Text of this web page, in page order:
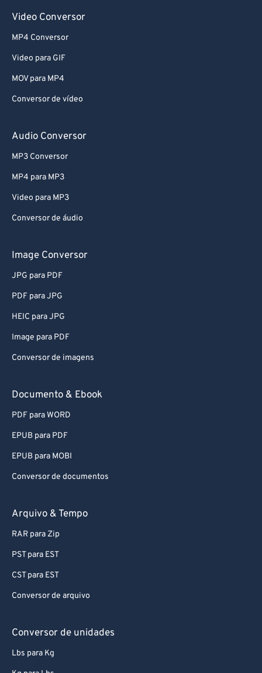
Video Conversor
MP4 Conversor
Video para GIF
MOV para MP4
Conversor de vídeo
Audio Conversor
MP3 Conversor
MP4 para MP3
Video para MP3
Conversor de áudio
Image Conversor
JPG para PDF
PDF para JPG
HEIC para JPG
Image para PDF
Conversor de imagens
Documento & Ebook
PDF para WORD
EPUB para PDF
EPUB para MOBI
Conversor de documentos
Arquivo & Tempo
RAR para Zip
PST para EST
CST para EST
Conversor de arquivo
Conversor de unidades
Lbs para Kg